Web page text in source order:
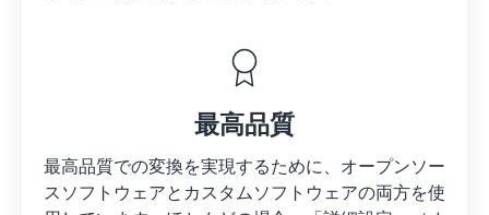
最高品質
最高品質での変換を実現するために、オープンソー
スソフトウェアとカスタムソフトウェアの両方を使